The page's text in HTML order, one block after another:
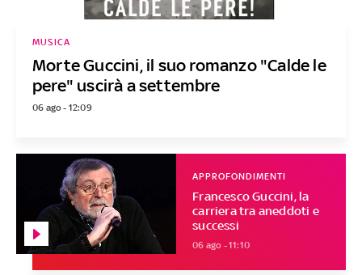
Morte Guccini, il suo romanzo "Calde le
pere" uscirà a settembre
MUSICA
06 ago - 12:09
Francesco Guccini, la
carriera tra aneddoti e
successi
APPROFONDIMENTI
06 ago - 11:10